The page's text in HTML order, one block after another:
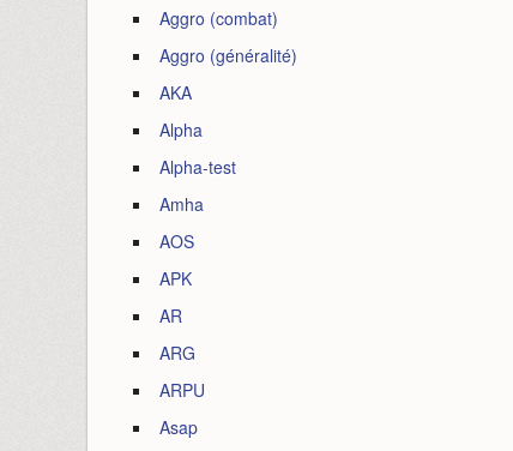
Aggro (combat)
Aggro (généralité)
AKA
Alpha
Alpha-test
Amha
AOS
APK
AR
ARG
ARPU
Asap